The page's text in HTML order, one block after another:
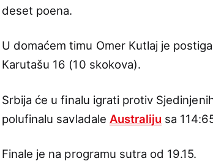
deset poena.
U domaćem timu Omer Кutlaj je
Кarutašu 16 (10 skokova).
Srbija će u finalu igrati protiv
polufinalu savladale Australiju sa
Finale je na programu sutra od 19.15.